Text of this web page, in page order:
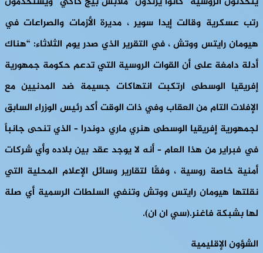
رتب عسكرية وقالت إيدا سوير ، مديرة الأزمات والصراعات في
هيومان رايتس ووتش ، في التقرير الذي صدر يوم الثلاثاء: “هناك
أدلة دامغة على أن القوات الروسية التي تدعم حكومة جمهورية
إفريقيا الوسطى ارتكبت انتهاكات جسيمة ضد المدنيين مع
الإفلات التام من العقاب وفي ذات الوقت أكد رئيس الوزراء السابق
لجمهورية إفريقيا الوسطى هنري ماري دوندرا – الذي تنحى جانباً
في فبراير من هذا العام – أنه لا يوجد عقد بين بلاده وأي شركات
أمنية خاصة روسية ، وفقًا لتقارير وسائل الإعلام المحلية التي
نقلتها هيومان رايتس ووتش وتنفي السلطات الرسمية أي صلة
لها بشبكة فاغنر.(سي ان ان).
الشؤون الإقليمية